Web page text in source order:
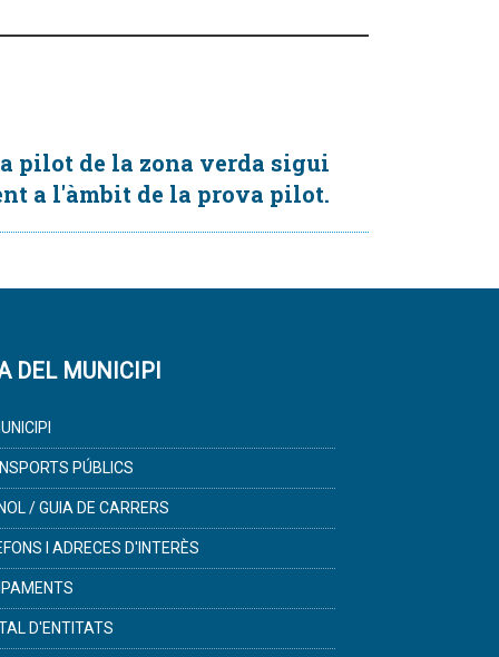
pilot de la zona verda sigui
a l'àmbit de la prova pilot.
DEL MUNICIPI
PÚBLICS
/ GUIA DE CARRERS
I ADRECES D'INTERÈS
D'ENTITATS